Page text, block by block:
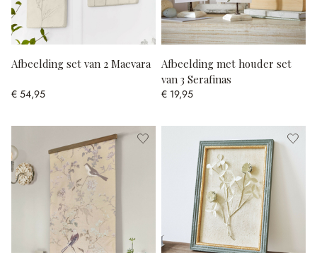
Afbeelding set van 2 Maevara
€ 54,95
Afbeelding met houder set
van 3 Serafinas
€ 19,95